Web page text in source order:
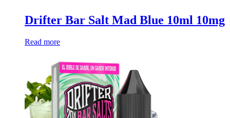
Drifter Bar Salt Mad Blue 10ml 10mg
Read more